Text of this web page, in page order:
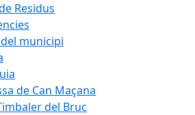
Residus
municipi
de Can Maçana
del Bruc